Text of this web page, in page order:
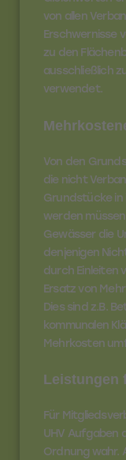
von allen
Erschwernisse
zu den
ausschließlich
verwendet.
Von den
die nicht
Grundstücke in
werden
Gewässer die
denjenigen
durch Einleiten
Ersatz von
Dies sind z.B.
kommunalen
Mehrkosten
Leistungen
Für
UHV Aufgaben
Ordnung wahr.